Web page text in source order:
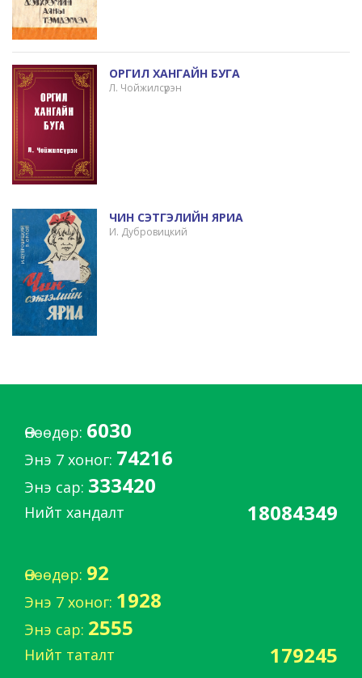
ОРГИЛ ХАНГАЙН БУГА
Л. Чойжилсүрэн
ЧИН СЭТГЭЛИЙН ЯРИА
И. Дубровицкий
Өнөөдөр: 6030
Энэ 7 хоног: 74216
Энэ сар: 333420
Нийт хандалт 18084349
Өнөөдөр: 92
Энэ 7 хоног: 1928
Энэ сар: 2555
Нийт таталт 179245